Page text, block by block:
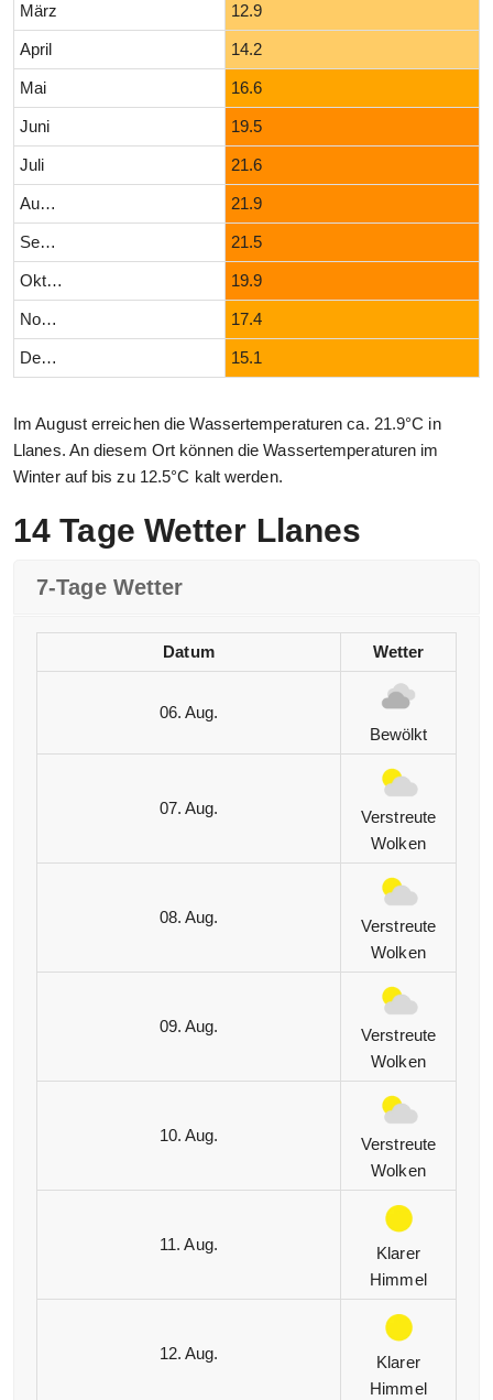
März 12.9
April 14.2
Mai 16.6
Juni 19.5
Juli 21.6
August 21.9
September 21.5
Oktober 19.9
November 17.4
Dezember 15.1
Im August erreichen die Wassertemperaturen ca. 21.9°C in
Llanes. An diesem Ort können die Wassertemperaturen im
Winter auf bis zu 12.5°C kalt werden.
14 Tage Wetter Llanes
7-Tage Wetter
Datum Wetter
06. Aug.
Bewölkt
07. Aug.
Verstreute
Wolken
08. Aug.
Verstreute
Wolken
09. Aug.
Verstreute
Wolken
10. Aug.
Verstreute
Wolken
11. Aug.
Klarer
Himmel
12. Aug.
Klarer
Himmel